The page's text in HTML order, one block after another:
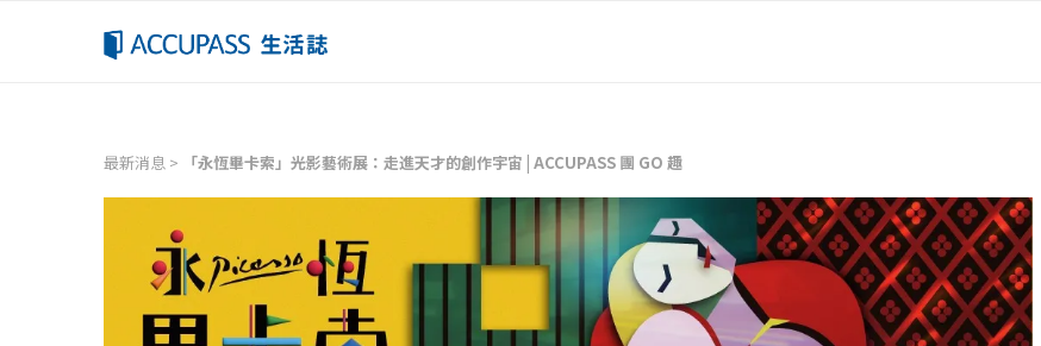
最新消息 > 「永恆畢卡索」光影藝術展：走進天才的創作宇宙 | ACCUPASS 團 GO 趣